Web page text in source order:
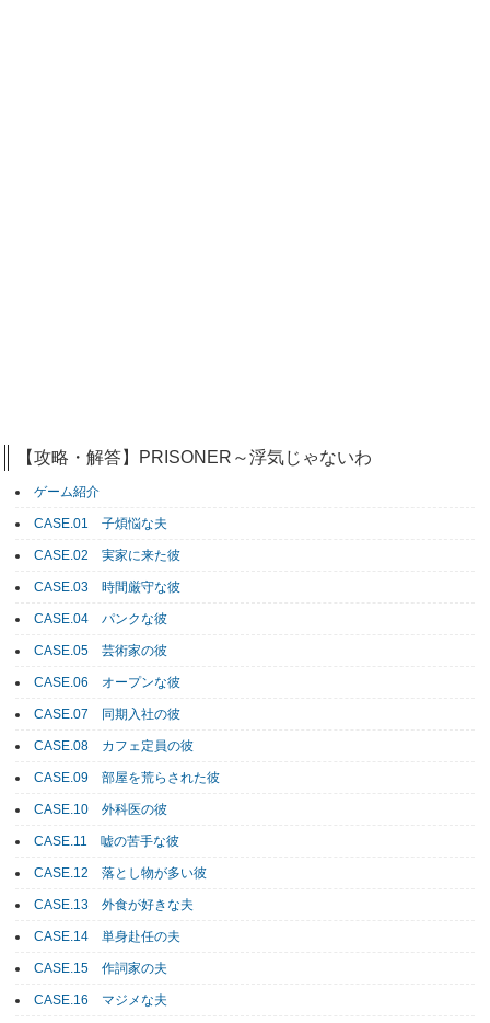
【攻略・解答】PRISONER～浮気じゃないわ
ゲーム紹介
CASE.01 子煩悩な夫
CASE.02 実家に来た彼
CASE.03 時間厳守な彼
CASE.04 パンクな彼
CASE.05 芸術家の彼
CASE.06 オープンな彼
CASE.07 同期入社の彼
CASE.08 カフェ定員の彼
CASE.09 部屋を荒らされた彼
CASE.10 外科医の彼
CASE.11 嘘の苦手な彼
CASE.12 落とし物が多い彼
CASE.13 外食が好きな夫
CASE.14 単身赴任の夫
CASE.15 作詞家の夫
CASE.16 マジメな夫